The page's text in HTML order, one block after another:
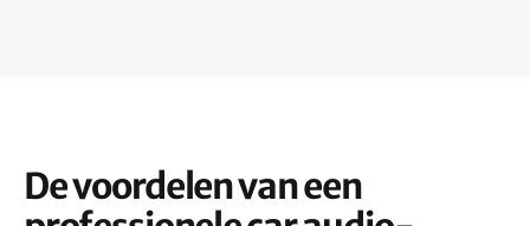
De voordelen van een